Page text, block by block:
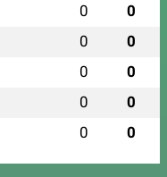
0 0
0 0
0 0
0 0
0 0